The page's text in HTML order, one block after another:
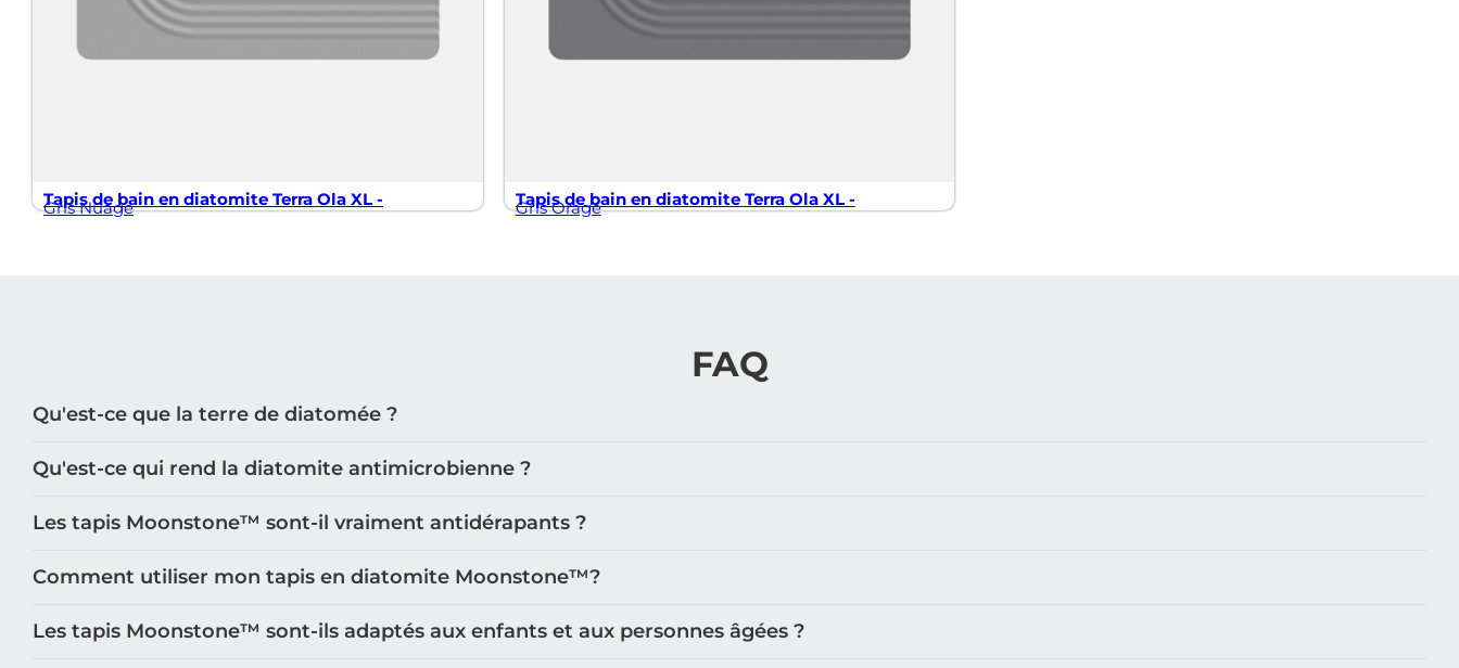
Tapis de bain en diatomite Terra Ola XL -
Gris Nuage Tapis de bain en diatomite Terra Ola XL -
Gris Orage
FAQ
Qu'est-ce que la terre de diatomée ?
Qu'est-ce qui rend la diatomite antimicrobienne ?
Les tapis Moonstone™️ sont-il vraiment antidérapants ?
Comment utiliser mon tapis en diatomite Moonstone™️?
Les tapis Moonstone™️ sont-ils adaptés aux enfants et aux personnes âgées ?